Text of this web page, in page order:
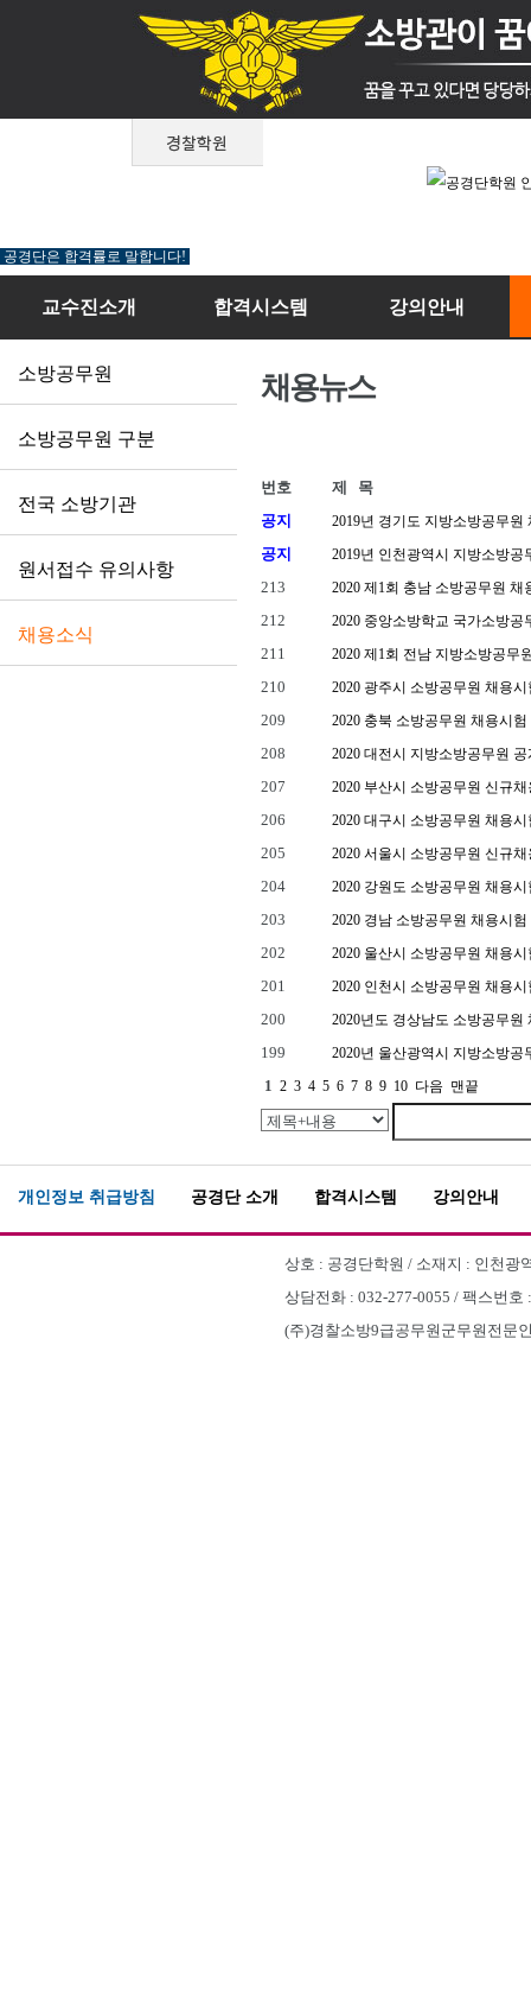
공경단은 합격률로 말합니다!
교수진소개 합격시스템 강의안내
소방공무원
소방공무원 구분
전국 소방기관
원서접수 유의사항
채용소식
채용뉴스
번호
제 목
공지
2019년 경기도 지방소방공무원
공지 2019년 인천광역시 지방소방
213 2020 제1회 충남 소방공무원
212 2020 중앙소방학교 국가소방
211 2020 제1회 전남 지방소방공무
210 2020 광주시 소방공무원 채용
209 2020 충북 소방공무원 채용시
208 2020 대전시 지방소방공무원
207 2020 부산시 소방공무원 신규
206 2020 대구시 소방공무원 채용
205 2020 서울시 소방공무원 신규
204 2020 강원도 소방공무원 채용
203 2020 경남 소방공무원 채용시
202 2020 울산시 소방공무원 채용
201 2020 인천시 소방공무원 채용
200 2020년도 경상남도 소방공무원
199 2020년 울산광역시 지방소방
1 2 3 4 5 6 7 8 9 10 다음 맨끝
개인정보 취급방침 공경단 소개 합격시스템 강의안내
상호 : 공경단학원 / 소재지 : 인천광
상담전화 : 032-277-0055 / 팩스번
(주)경찰소방9급공무원군무원전문